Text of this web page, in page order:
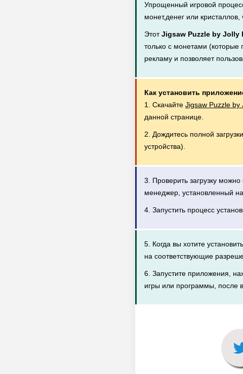
Упрощенный игровой
монет,денег или кристаллов,
ЭтотJigsaw Puzzle by Jolly
только с монетами (которые
рекламу и позволяет
Как установить
1. Скачайте Jigsaw Puzzle by
данной странице.
2. Дождитесь полной
устройства).
3. Проверить загрузку
менеджер, установленный
4. Запустить процесс
5. Когда вы хотите
на соответствующие
6. Запустите приложения,
игры или программы, после